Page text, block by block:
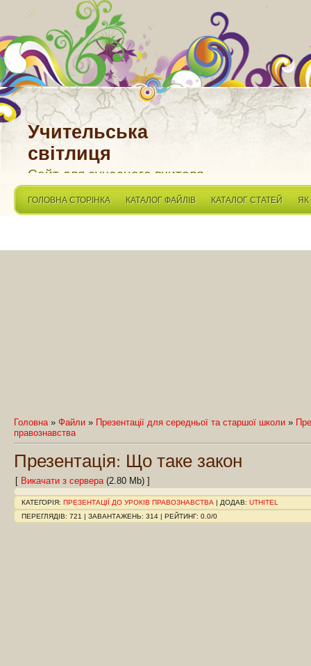
Учительська
світлиця
Сайт для сучасного вчителя
ГОЛОВНА СТОРІНКА КАТАЛОГ ФАЙЛІВ КАТАЛОГ СТАТЕЙ ЯК
Головна» Файли » Презентації для середньої та старшої школи »
правознавства
Презентація: Що таке закон
[ Викачати з сервера(2.80 Mb) ]
КАТЕГОРІЯ: ПРЕЗЕНТАЦІЇ ДО УРОКІВ ПРАВОЗНАВСТВА | ДОДАВ: UTHITEL
ПЕРЕГЛЯДІВ: 721 | ЗАВАНТАЖЕНЬ: 314 | РЕЙТИНГ: 0.0/0